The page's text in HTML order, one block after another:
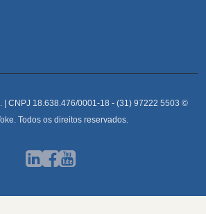
| CNPJ 18.638.476/0001-18 - (31) 97222 5503 ©
Todos os direitos reservados.